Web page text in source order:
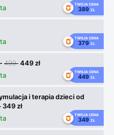
TWOJA CENA
389 ZŁ
TWOJA CENA
379 ZŁ
499449 zł
TWOJA CENA
449 ZŁ
i terapia dzieci od
349 zł
TWOJA CENA
349 ZŁ